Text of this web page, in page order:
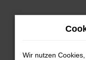
Zum
Wir nutzen